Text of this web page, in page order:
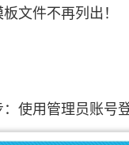
文件不再列出！
使用管理员账号